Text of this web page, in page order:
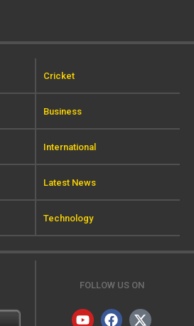
Cricket
Business
International
Latest News
Technology
FOLLOW US ON